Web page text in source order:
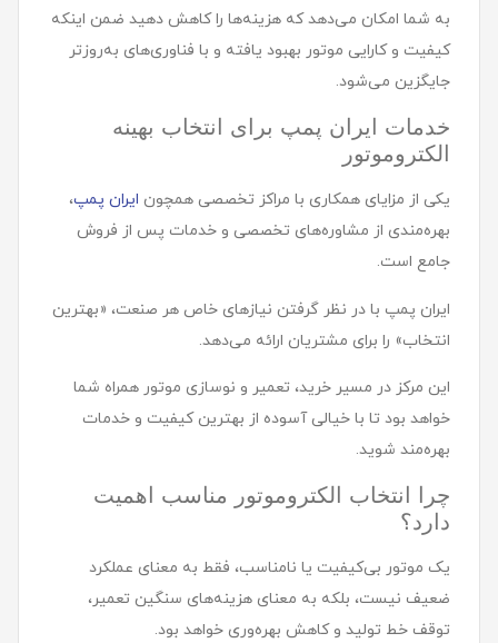
به شما امکان می‌دهد که هزینه‌ها را کاهش دهید ضمن اینکه
کیفیت و کارایی موتور بهبود یافته و با فناوری‌های به‌روزتر
جایگزین می‌شود.
خدمات ایران پمپ برای انتخاب بهینه
الکتروموتور
یکی از مزایای همکاری با مراکز تخصصی همچون ایران پمپ،
بهره‌مندی از مشاوره‌های تخصصی و خدمات پس از فروش
جامع است.
ایران پمپ با در نظر گرفتن نیازهای خاص هر صنعت، «بهترین
انتخاب» را برای مشتریان ارائه می‌دهد.
این مرکز در مسیر خرید، تعمیر و نوسازی موتور همراه شما
خواهد بود تا با خیالی آسوده از بهترین کیفیت و خدمات
بهره‌مند شوید.
چرا انتخاب الکتروموتور مناسب اهمیت
دارد؟
یک موتور بی‌کیفیت یا نامناسب، فقط به معنای عملکرد
ضعیف نیست، بلکه به معنای هزینه‌های سنگین تعمیر،
توقف خط تولید و کاهش بهره‌وری خواهد بود.